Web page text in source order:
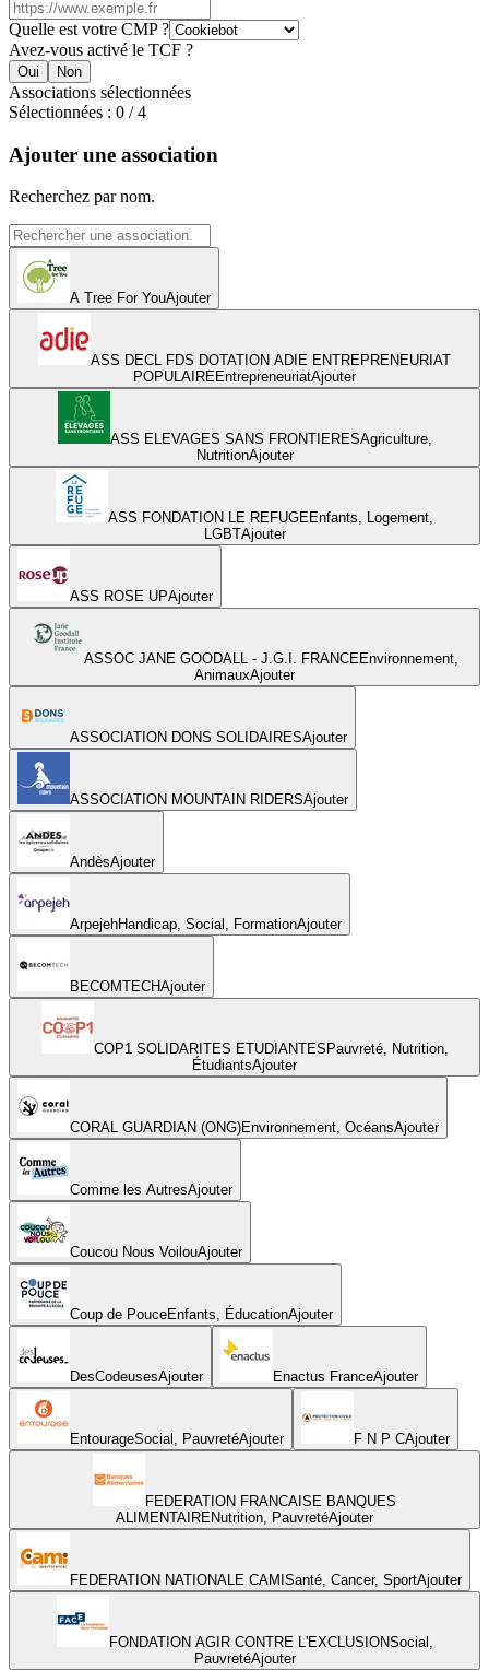
Quelle est votre CMP ?
Avez-vous activé le TCF ?
Oui Non
Associations sélectionnées
Sélectionnées : 0 / 4
Ajouter une association
Recherchez par nom.
A Tree For YouAjouter
ASS DECL FDS DOTATION ADIE ENTREPRENEURIAT
POPULAIREEntrepreneuriatAjouter
ASS ELEVAGES SANS FRONTIERESAgriculture,
NutritionAjouter
ASS FONDATION LE REFUGEEnfants, Logement,
LGBTAjouter
ASS ROSE UPAjouter
ASSOC JANE GOODALL - J.G.I. FRANCEEnvironnement,
AnimauxAjouter
ASSOCIATION DONS SOLIDAIRESAjouter
ASSOCIATION MOUNTAIN RIDERSAjouter
AndèsAjouter
ArpejehHandicap, Social, FormationAjouter
BECOMTECHAjouter
COP1 SOLIDARITES ETUDIANTES Pauvreté, Nutrition,
ÉtudiantsAjouter
CORAL GUARDIAN (ONG)Environnement, OcéansAjouter
Comme les AutresAjouter
Coucou Nous VoilouAjouter
Coup de PouceEnfants, ÉducationAjouter
DesCodeusesAjouter Enactus FranceAjouter
EntourageSocial, PauvretéAjouter F N P CAjouter
FEDERATION FRANCAISE BANQUES
ALIMENTAIRENutrition, PauvretéAjouter
FEDERATION NATIONALE CAMI Santé, Cancer, SportAjouter
FONDATION AGIR CONTRE L'EXCLUSIONSocial,
PauvretéAjouter